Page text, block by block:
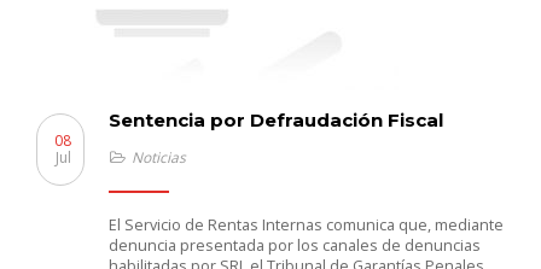
Sentencia por Defraudación Fiscal
08
Jul
Noticias
El Servicio de Rentas Internas comunica que, mediante
denuncia presentada por los canales de denuncias